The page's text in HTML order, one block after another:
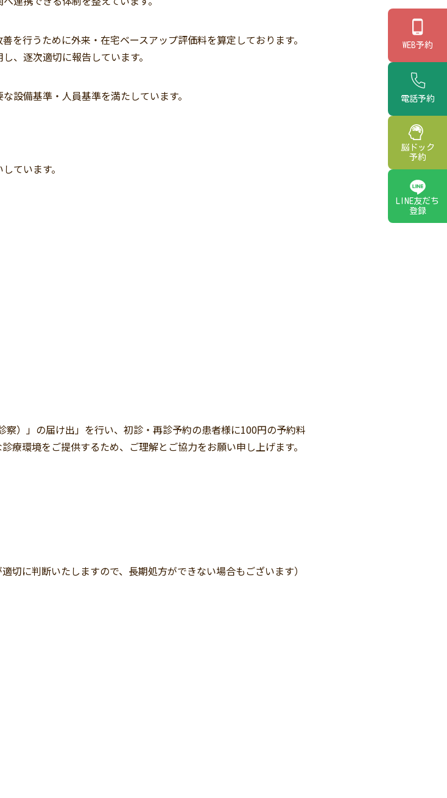
WEB予約
電話予約
脳ドック
予約
LINE友だち
登録
を行うために外来・在宅ベースアップ評価料を算定しております。
、逐次適切に報告しています。
設備基準・人員基準を満たしています。
ています。
）」の届け出」を行い、初診・再診予約の患者様に100円の予約料
療環境をご提供するため、ご理解とご協力をお願い申し上げます。
切に判断いたしますので、長期処方ができない場合もございます）